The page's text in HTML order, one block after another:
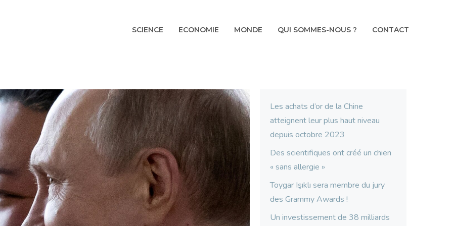
SCIENCE ECONOMIE MONDE QUI SOMMES-NOUS ? CONTACT
Les achats d’or de la Chine
atteignent leur plus haut niveau
depuis octobre 2023
Des scientifiques ont créé un chien
« sans allergie »
Toygar Işıklı sera membre du jury
des Grammy Awards !
Un investissement de 38 milliards